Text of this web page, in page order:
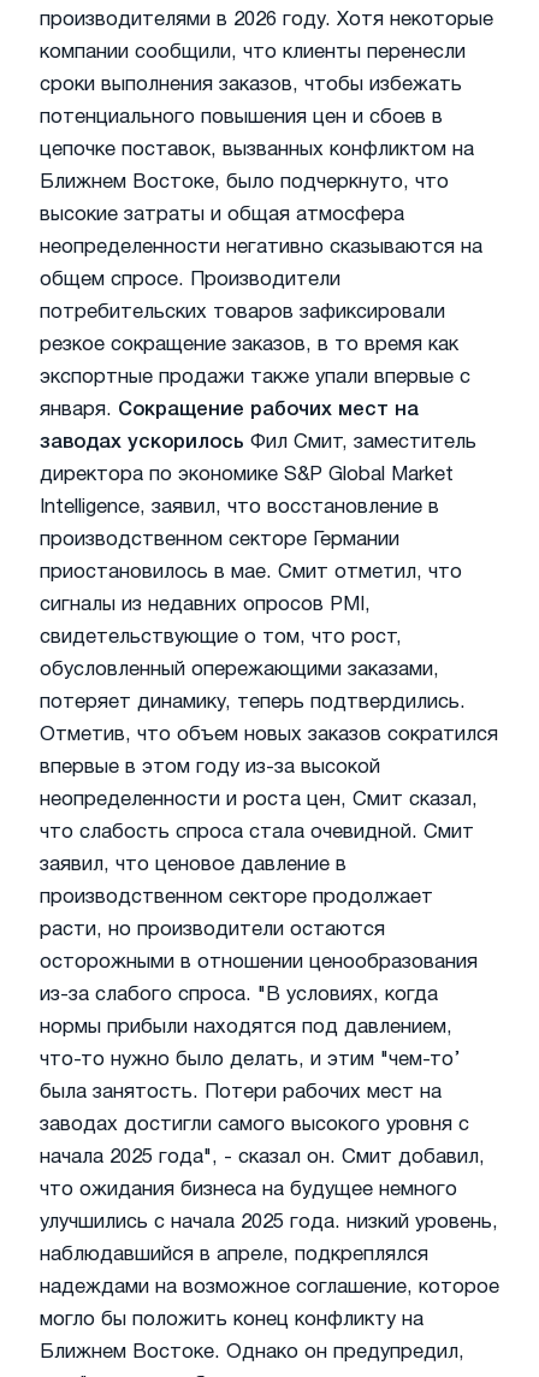
производителями в 2026 году. Хотя некоторые
компании сообщили, что клиенты перенесли
сроки выполнения заказов, чтобы избежать
потенциального повышения цен и сбоев в
цепочке поставок, вызванных конфликтом на
Ближнем Востоке, было подчеркнуто, что
высокие затраты и общая атмосфера
неопределенности негативно сказываются на
общем спросе. Производители
потребительских товаров зафиксировали
резкое сокращение заказов, в то время как
экспортные продажи также упали впервые с
января. Сокращение рабочих мест на
заводах ускорилось Фил Смит, заместитель
директора по экономике S&P Global Market
Intelligence, заявил, что восстановление в
производственном секторе Германии
приостановилось в мае. Смит отметил, что
сигналы из недавних опросов PMI,
свидетельствующие о том, что рост,
обусловленный опережающими заказами,
потеряет динамику, теперь подтвердились.
Отметив, что объем новых заказов сократился
впервые в этом году из-за высокой
неопределенности и роста цен, Смит сказал,
что слабость спроса стала очевидной. Смит
заявил, что ценовое давление в
производственном секторе продолжает
расти, но производители остаются
осторожными в отношении ценообразования
из-за слабого спроса. "В условиях, когда
нормы прибыли находятся под давлением,
что-то нужно было делать, и этим "чем-то’
была занятость. Потери рабочих мест на
заводах достигли самого высокого уровня с
начала 2025 года", - сказал он. Смит добавил,
что ожидания бизнеса на будущее немного
улучшились с начала 2025 года. низкий уровень,
наблюдавшийся в апреле, подкреплялся
надеждами на возможное соглашение, которое
могло бы положить конец конфликту на
Ближнем Востоке. Однако он предупредил,